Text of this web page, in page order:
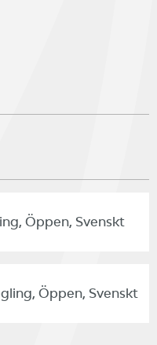
Öppen, Svenskt
Öppen, Svenskt